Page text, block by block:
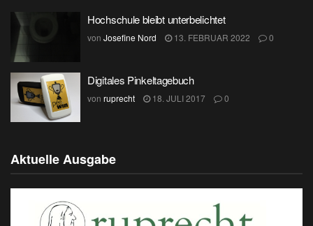
Hochschule bleibt unterbelichtet
von Josefine Nord 13. FEBRUAR 2022 0
Digitales Pinkeltagebuch
von ruprecht 18. JULI 2017 0
Aktuelle Ausgabe